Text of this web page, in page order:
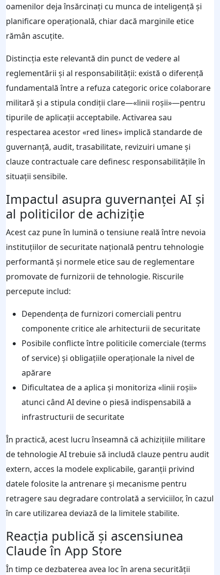
oamenilor deja însărcinați cu munca de inteligență și
planificare operațională, chiar dacă marginile etice
rămân ascuțite.
Distincția este relevantă din punct de vedere al
reglementării și al responsabilității: există o diferență
fundamentală între a refuza categoric orice colaborare
militară și a stipula condiții clare—«linii roșii»—pentru
tipurile de aplicații acceptabile. Activarea sau
respectarea acestor «red lines» implică standarde de
guvernanță, audit, trasabilitate, revizuiri umane și
clauze contractuale care definesc responsabilitățile în
situații sensibile.
Impactul asupra guvernanței AI și
al politicilor de achiziție
Acest caz pune în lumină o tensiune reală între nevoia
instituțiilor de securitate națională pentru tehnologie
performantă și normele etice sau de reglementare
promovate de furnizorii de tehnologie. Riscurile
percepute includ:
Dependența de furnizori comerciali pentru
componente critice ale arhitecturii de securitate
Posibile conflicte între politicile comerciale (terms
of service) și obligațiile operaționale la nivel de
apărare
Dificultatea de a aplica și monitoriza «linii roșii»
atunci când AI devine o piesă indispensabilă a
infrastructurii de securitate
În practică, acest lucru înseamnă că achizițiile militare
de tehnologie AI trebuie să includă clauze pentru audit
extern, acces la modele explicabile, garanții privind
datele folosite la antrenare și mecanisme pentru
retragere sau degradare controlată a serviciilor, în cazul
în care utilizarea deviază de la limitele stabilite.
Reacția publică și ascensiunea
Claude în App Store
În timp ce dezbaterea avea loc în arena securității